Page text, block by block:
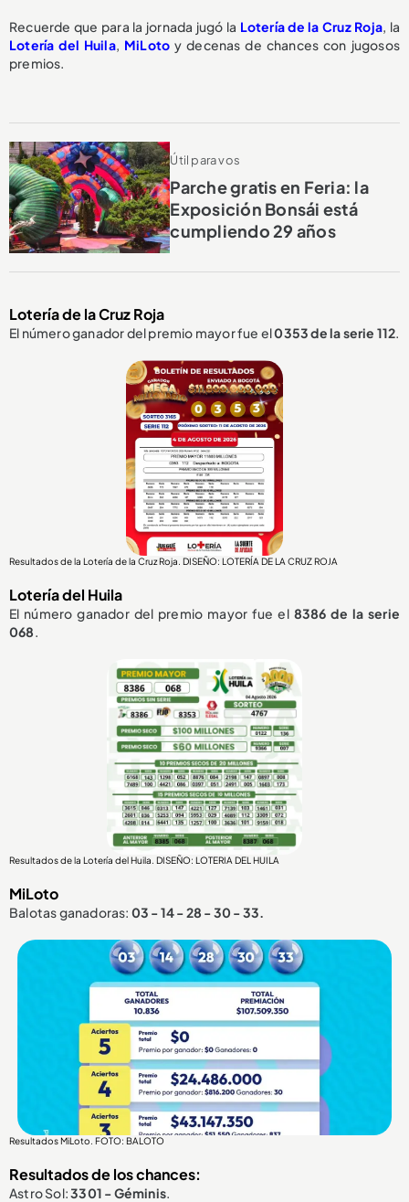
Recuerde que para la jornada jugó la Lotería de la Cruz Roja, la
Lotería del Huila, MiLoto y decenas de chances con jugosos
premios.
Útil para vos
Parche gratis en Feria: la
Exposición Bonsái está
cumpliendo 29 años
Lotería de la Cruz Roja
El número ganador del premio mayor fue el0353de la serie 112.
Resultados de la Lotería de la Cruz Roja. DISEÑO: LOTERÍA DE LA CRUZ ROJA
Lotería del Huila
El número ganador del premio mayor fue el 8386 de la serie
068.
Resultados de la Lotería del Huila. DISEÑO: LOTERIA DEL HUILA
MiLoto
Balotas ganadoras: 03 - 14 - 28 - 30 - 33.
Resultados MiLoto. FOTO: BALOTO
Resultados de los chances:
Astro Sol:3301 - Géminis.